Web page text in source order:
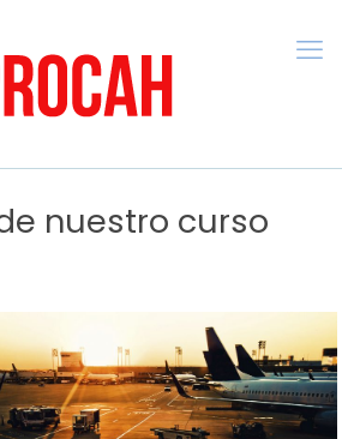
nuestro curso